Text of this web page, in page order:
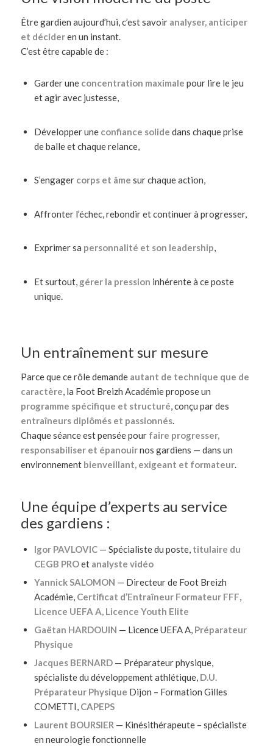
Être gardien aujourd’hui, c’est savoir analyser, anticiper
et décideren un instant.
C’est être capable de :
Garder une concentration maximale pour lire le jeu
et agir avec justesse,
Développer une confiance solide dans chaque prise
de balle et chaque relance,
S’engager corps et âme sur chaque action,
Affronter l’échec, rebondir et continuer à progresser,
Exprimer sa personnalité et son leadership,
Et surtout, gérer la pression inhérente à ce poste
unique.
Un entraînement sur mesure
Parce que ce rôle demande autant de technique que de
caractère, la Foot Breizh Académie propose un
programme spécifique et structuré, conçu par des
entraîneurs diplômés et passionnés.
Chaque séance est pensée pour faire progresser,
responsabiliser et épanouirnos gardiens — dans un
environnement bienveillant, exigeant et formateur.
Une équipe d’experts au service
des gardiens :
Igor PAVLOVIC— Spécialiste du poste, titulaire du
CEGB PROet analyste vidéo
Yannick SALOMON — Directeur de Foot Breizh
Académie, Certificat d’Entraîneur Formateur FFF,
Licence UEFA A, Licence Youth Elite
Gaëtan HARDOUIN — Licence UEFA A, Préparateur
Physique
Jacques BERNARD— Préparateur physique,
spécialiste du développement athlétique, D.U.
Préparateur Physique Dijon – Formation Gilles
COMETTI, CAPEPS
Laurent BOURSIER — Kinésithérapeute – spécialiste
en neurologie fonctionnelle